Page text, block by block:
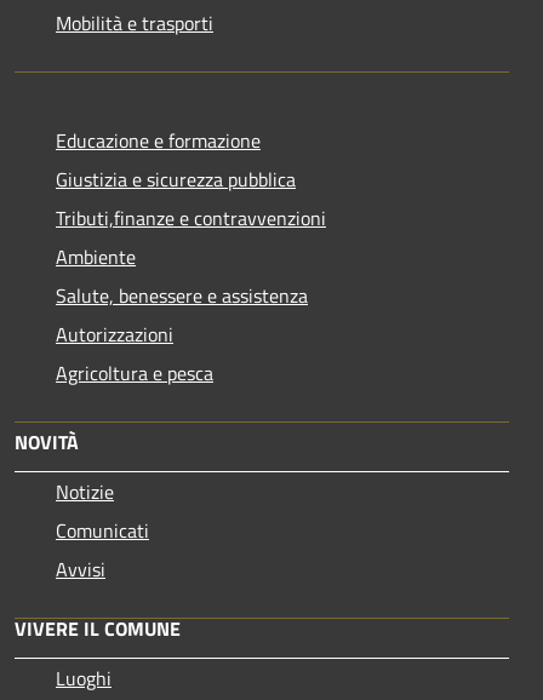
Mobilità e trasporti
Educazione e formazione
Giustizia e sicurezza pubblica
Tributi,finanze e contravvenzioni
Ambiente
Salute, benessere e assistenza
Autorizzazioni
Agricoltura e pesca
NOVITÀ
Notizie
Comunicati
Avvisi
VIVERE IL COMUNE
Luoghi